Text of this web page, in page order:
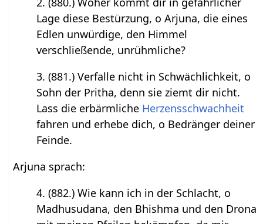
Lage diese Bestürzung, o Arjuna, die eines
Edlen unwürdige, den Himmel
verschließende, unrühmliche?
3. (881.) Verfalle nicht in Schwächlichkeit, o
Sohn der Pritha, denn sie ziemt dir nicht.
Lass die erbärmliche Herzensschwachheit
fahren und erhebe dich, o Bedränger deiner
Feinde.
Arjuna sprach:
4. (882.) Wie kann ich in der Schlacht, o
Madhusudana, den Bhishma und den Drona